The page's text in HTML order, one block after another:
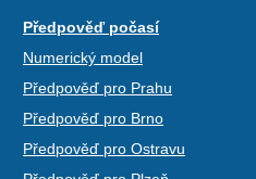
Předpověď počasí
Numerický model
Předpověď pro Prahu
Předpověď pro Brno
Předpověď pro Ostravu